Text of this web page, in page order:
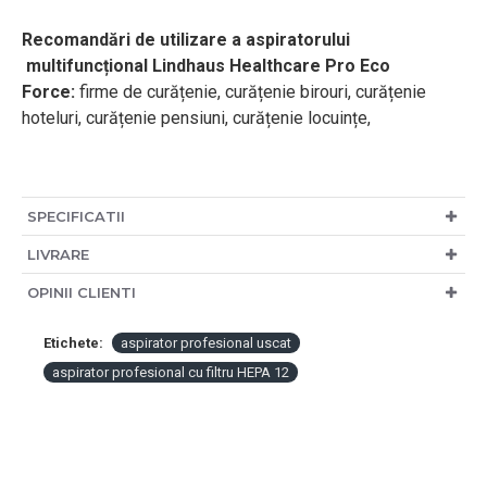
Recomandări de utilizare a aspiratorului
multifuncțional Lindhaus Healthcare Pro Eco
Force: firme de curățenie, curățenie birouri, curățenie
hoteluri, curățenie pensiuni, curățenie locuințe,
SPECIFICATII
LIVRARE
OPINII CLIENTI
Etichete:
aspirator profesional uscat
aspirator profesional cu filtru HEPA 12